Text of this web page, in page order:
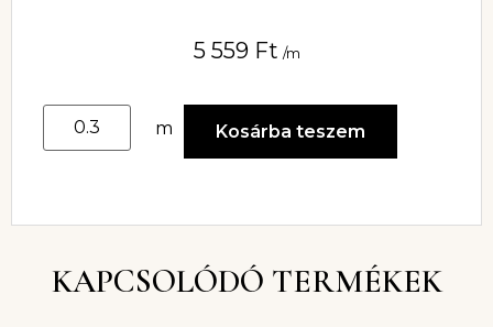
5 559 Ft /m
m Kosárba teszem
KAPCSOLÓDÓ TERMÉKEK